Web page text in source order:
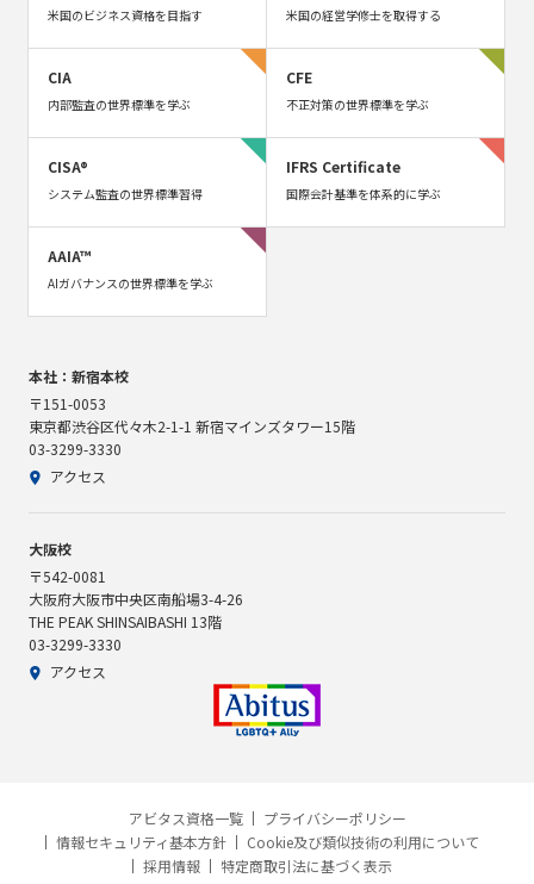
米国のビジネス資格を目指す 米国の経営学修士を取得する
CIA
内部監査の世界標準を学ぶ
CFE
不正対策の世界標準を学ぶ
CISA®
システム監査の世界標準習得
IFRS Certificate
国際会計基準を体系的に学ぶ
AAIA™
AIガバナンスの世界標準を学ぶ
本社：新宿本校
〒151-0053
東京都渋谷区代々木2-1-1 新宿マインズタワー15階
03-3299-3330
アクセス
大阪校
〒542-0081
大阪府大阪市中央区南船場3-4-26
THE PEAK SHINSAIBASHI 13階
03-3299-3330
アクセス
アビタス資格一覧
プライバシーポリシー
情報セキュリティ基本方針
Cookie及び類似技術の利用について
採用情報
特定商取引法に基づく表示